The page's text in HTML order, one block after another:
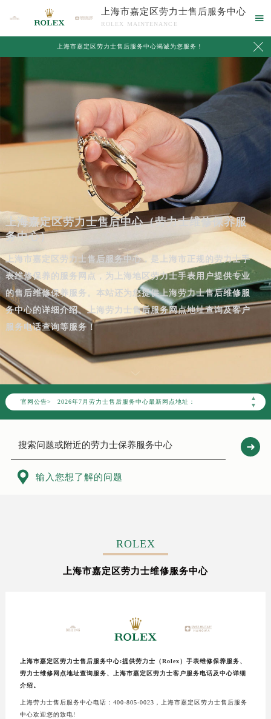
上海市嘉定区劳力士售后服务中心
ROLEX MAINTENANCE

上海市嘉定区劳力士售后服务中心竭诚为您服务！ 
上海嘉定区劳力士售后中心（劳力士维修保养服
务中心）
上海市嘉定区劳力士售后服务中心，是上海市正规的劳力士手
表维修保养的服务网点，为上海地区劳力士手表用户提供专业
的售后维修保养服务。本站还为您提供上海劳力士售后维修服
务中心的详细介绍、上海劳力士售后服务网点地址查询及客户
服务电话查询等服务！
官网公告>
▲
▼
2026年7月上海市劳力士官方售后客户服务热线：400-805-0023
2026年7月劳力士售后服务中心最新网点地址：
上海市徐汇区虹桥路3号港汇中心写字楼2座37层3705室（需提前预约）
上海市黄浦区南京东路299号宏伊国际广场写字楼8层806室劳力士售后服务中心（需提前预约）
 输入您想了解的问题
ROLEX
上海市嘉定区劳力士维修服务中心
上海市嘉定区劳力士售后服务中心:提供劳力士（Rolex）手表维修保养服务、
劳力士维修网点地址查询服务、上海市嘉定区劳力士客户服务电话及中心详细
介绍。
上海劳力士售后服务中心电话：400-805-0023，上海市嘉定区劳力士售后服务
中心欢迎您的致电!